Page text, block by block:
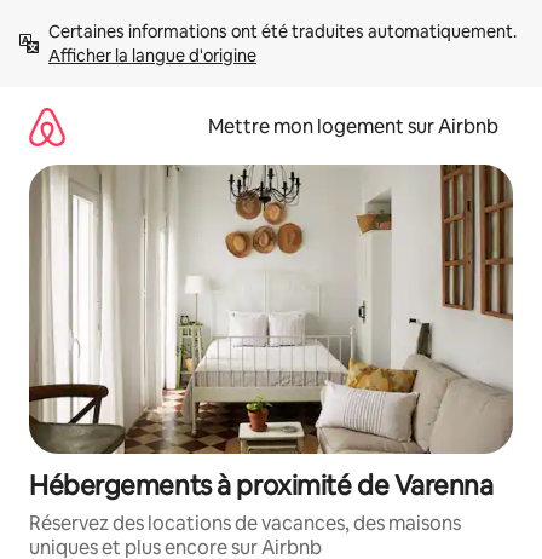
directement
Afficher la langue d'origine
Mettre mon logement sur Airbnb
Hébergements à proximité de Varenna
Réservez des locations de vacances, des maisons
uniques et plus encore sur Airbnb